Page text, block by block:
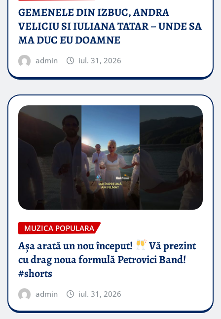
GEMENELE DIN IZBUC, ANDRA
VELICIU SI IULIANA TATAR – UNDE SA
MA DUC EU DOAMNE
admin iul. 31, 2026
MUZICA POPULARA
Așa arată un nou început!
Vă prezint
cu drag noua formulă Petrovici Band!
#shorts
admin iul. 31, 2026